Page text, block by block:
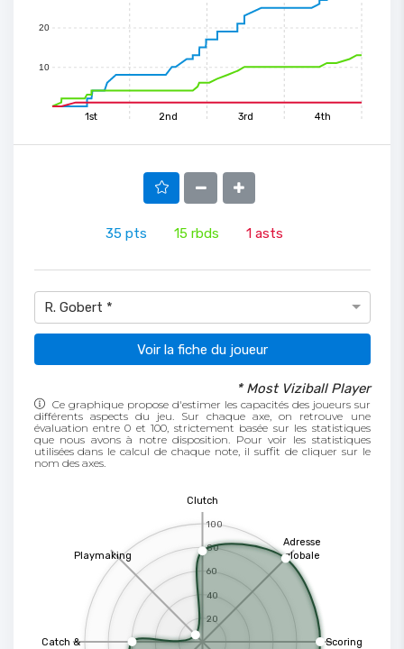
10
20
1st 2nd 3rd 4th
35 pts 15 rbds 1 asts
R. Gobert *
Voir la fiche du joueur
* Most Viziball Player
Ce graphique propose d'estimer les capacités des joueurs sur
différents aspects du jeu. Sur chaque axe, on retrouve une
évaluation entre 0 et 100, strictement basée sur les statistiques
que nous avons à notre disposition. Pour voir les statistiques
utilisées dans le calcul de chaque note, il suffit de cliquer sur le
nom des axes.
100
80
60
40
20
Clutch
Adresse
globale
Scoring
Catch &
Playmaking